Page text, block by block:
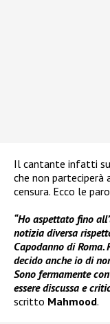
Il cantante infatti
che non
censura. Ecco le
“Ho aspettato fino
notizia diversa
Capodanno di
decido anche io di
Sono fermamente
essere discussa e
scritto Mahmood.